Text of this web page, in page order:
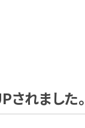
されました。